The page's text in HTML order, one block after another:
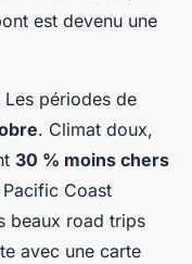
est devenu une
périodes de
. Climat doux,
30 % moins chers
Pacific Coast
beaux road trips
avec une carte